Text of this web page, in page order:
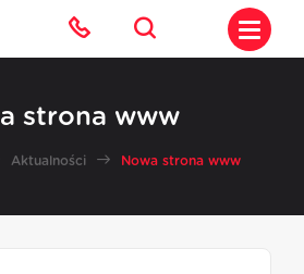
strona www
Aktualności Nowa strona www